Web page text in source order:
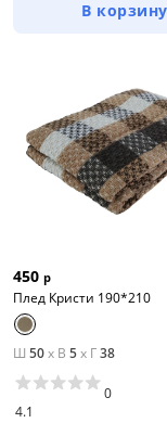
В корзину
450 р
Плед Кристи 190*210
Ш 50x В 5x Г38
4.1
0